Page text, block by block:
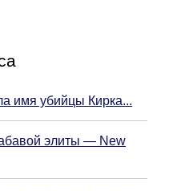
имя убийцы Кирка...
элиты — New